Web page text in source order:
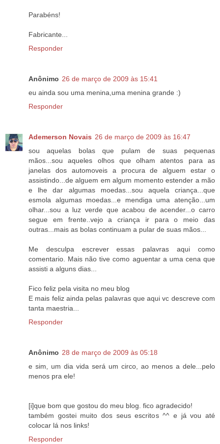
Parabéns!
Fabricante...
Responder
Anônimo 26 de março de 2009 às 15:41
eu ainda sou uma menina,uma menina grande :)
Responder
Ademerson Novais 26 de março de 2009 às 16:47
sou aquelas bolas que pulam de suas pequenas
mãos...sou aqueles olhos que olham atentos para as
janelas dos automoveis a procura de alguem estar o
assistindo...de alguem em algum momento estender a mão
e lhe dar algumas moedas...sou aquela criança...que
esmola algumas moedas...e mendiga uma atenção...um
olhar...sou a luz verde que acabou de acender...o carro
segue em frente..vejo a criança ir para o meio das
outras...mais as bolas continuam a pular de suas mãos...
Me desculpa escrever essas palavras aqui como
comentario. Mais não tive como aguentar a uma cena que
assisti a alguns dias...
Fico feliz pela visita no meu blog
E mais feliz ainda pelas palavras que aqui vc descreve com
tanta maestria...
Responder
Anônimo 28 de março de 2009 às 05:18
e sim, um dia vida será um circo, ao menos a dele...pelo
menos pra ele!
[i]que bom que gostou do meu blog. fico agradecido!
também gostei muito dos seus escritos ^^ e já vou até
colocar lá nos links!
Responder